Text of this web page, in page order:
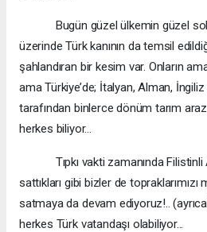
Bugün güzel ülkemin güzel
üzerinde Türk kanının da temsil
şahlandıran bir kesim var. Onların
ama Türkiye’de; İtalyan, Alman,
tarafından binlerce dönüm tarım
herkes biliyor...
Tıpkı vakti zamanında Filistinli
sattıkları gibi bizler de
satmaya da devam ediyoruz!..
herkes Türk vatandaşı olabiliyor...